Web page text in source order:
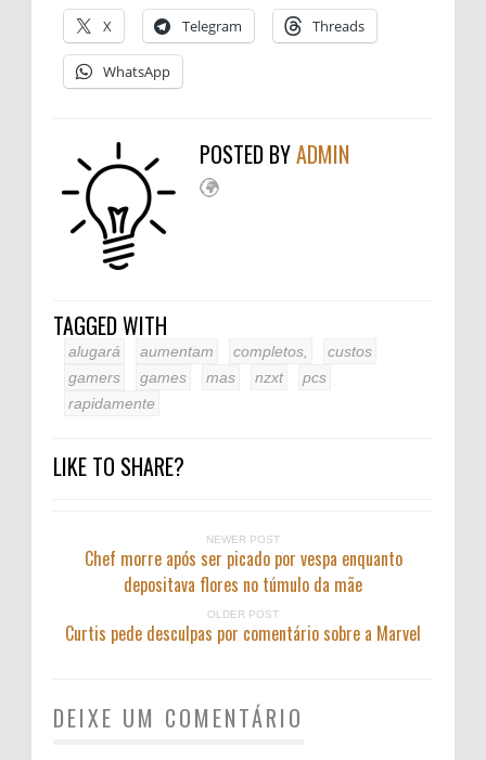
X Telegram Threads
WhatsApp
POSTED BYADMIN
TAGGED WITH
alugará aumentam completos,
custos
gamers
games mas nzxt
pcs
rapidamente
LIKE TO SHARE?
NEWER POST
Chef morre após ser picado por vespa enquanto
depositava flores no túmulo da mãe
OLDER POST
Curtis pede desculpas por comentário sobre a Marvel
DEIXE UM COMENTÁRIO